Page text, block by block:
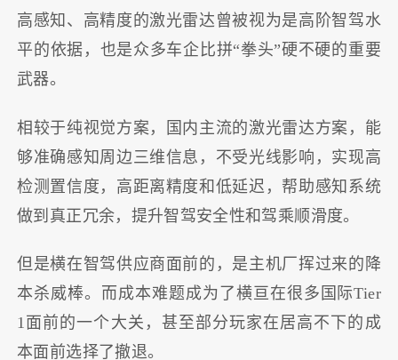
高感知、高精度的激光雷达曾被视为是高阶智驾水
平的依据，也是众多车企比拼“拳头”硬不硬的重要
武器。
相较于纯视觉方案，国内主流的激光雷达方案，能
够准确感知周边三维信息，不受光线影响，实现高
检测置信度，高距离精度和低延迟，帮助感知系统
做到真正冗余，提升智驾安全性和驾乘顺滑度。
但是横在智驾供应商面前的，是主机厂挥过来的降
本杀威棒。而成本难题成为了横亘在很多国际Tier
1面前的一个大关，甚至部分玩家在居高不下的成
本面前选择了撤退。